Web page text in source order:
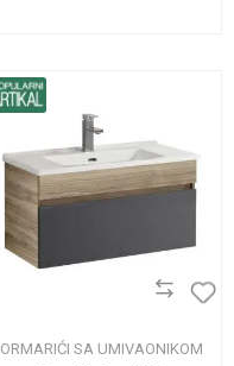
ORMARIĆI SA UMIVAONIKOM